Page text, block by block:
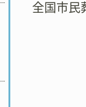
全国市民